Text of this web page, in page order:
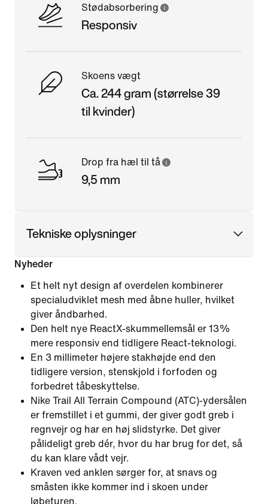
Stødabsorbering
Responsiv
Skoens vægt
Ca. 244 gram (størrelse 39
til kvinder)
Drop fra hæl til tå
9,5 mm
Tekniske oplysninger
Nyheder
Et helt nyt design af overdelen kombinerer
specialudviklet mesh med åbne huller, hvilket
giver åndbarhed.
Den helt nye ReactX-skummellemsål er 13%
mere responsiv end tidligere React-teknologi.
En 3 millimeter højere stakhøjde end den
tidligere version, stenskjold i forfoden og
forbedret tåbeskyttelse.
Nike Trail All Terrain Compound (ATC)-ydersålen
er fremstillet i et gummi, der giver godt greb i
regnvejr og har en høj slidstyrke. Det giver
pålideligt greb dér, hvor du har brug for det, så
du kan klare vådt vejr.
Kraven ved anklen sørger for, at snavs og
småsten ikke kommer ind i skoen under
løbeturen.